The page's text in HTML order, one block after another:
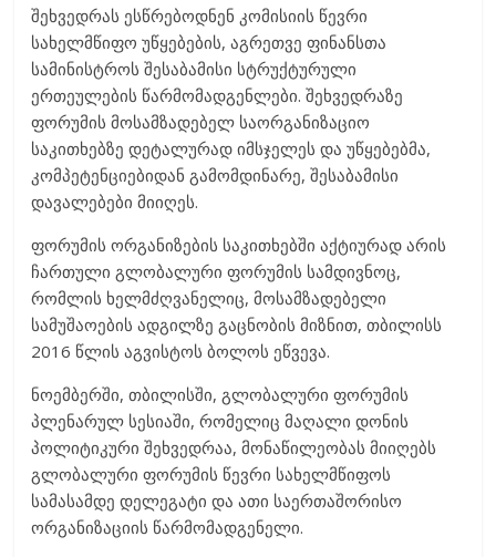
შეხვედრას ესწრებოდნენ კომისიის წევრი
სახელმწიფო უწყებების, აგრეთვე ფინანსთა
სამინისტროს შესაბამისი სტრუქტურული
ერთეულების წარმომადგენლები. შეხვედრაზე
ფორუმის მოსამზადებელ საორგანიზაციო
საკითხებზე დეტალურად იმსჯელეს და უწყებებმა,
კომპეტენციებიდან გამომდინარე, შესაბამისი
დავალებები მიიღეს.
ფორუმის ორგანიზების საკითხებში აქტიურად არის
ჩართული გლობალური ფორუმის სამდივნოც,
რომლის ხელმძღვანელიც, მოსამზადებელი
სამუშაოების ადგილზე გაცნობის მიზნით, თბილისს
2016 წლის აგვისტოს ბოლოს ეწვევა.
ნოემბერში, თბილისში, გლობალური ფორუმის
პლენარულ სესიაში, რომელიც მაღალი დონის
პოლიტიკური შეხვედრაა, მონაწილეობას მიიღებს
გლობალური ფორუმის წევრი სახელმწიფოს
სამასამდე დელეგატი და ათი საერთაშორისო
ორგანიზაციის წარმომადგენელი.